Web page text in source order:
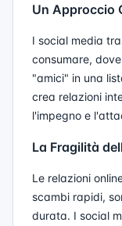
Un Approccio
I social media
consumare,
"amici" in una
crea relazioni
l'impegno e
La Fragilità
Le relazioni
scambi rapidi,
durata. I social